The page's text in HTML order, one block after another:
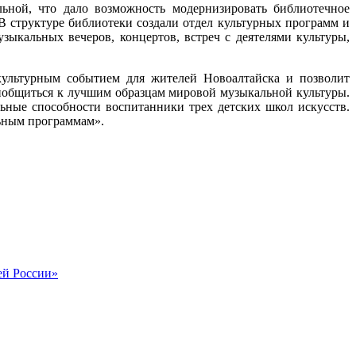
что дало возможность модернизировать библиотечное
библиотеки создали отдел культурных программ и
вечеров, концертов, встреч с деятелями культуры,
событием для жителей Новоалтайска и позволит
к лучшим образцам мировой музыкальной культуры.
способности воспитанники трех детских школ искусств.
программам».
России»